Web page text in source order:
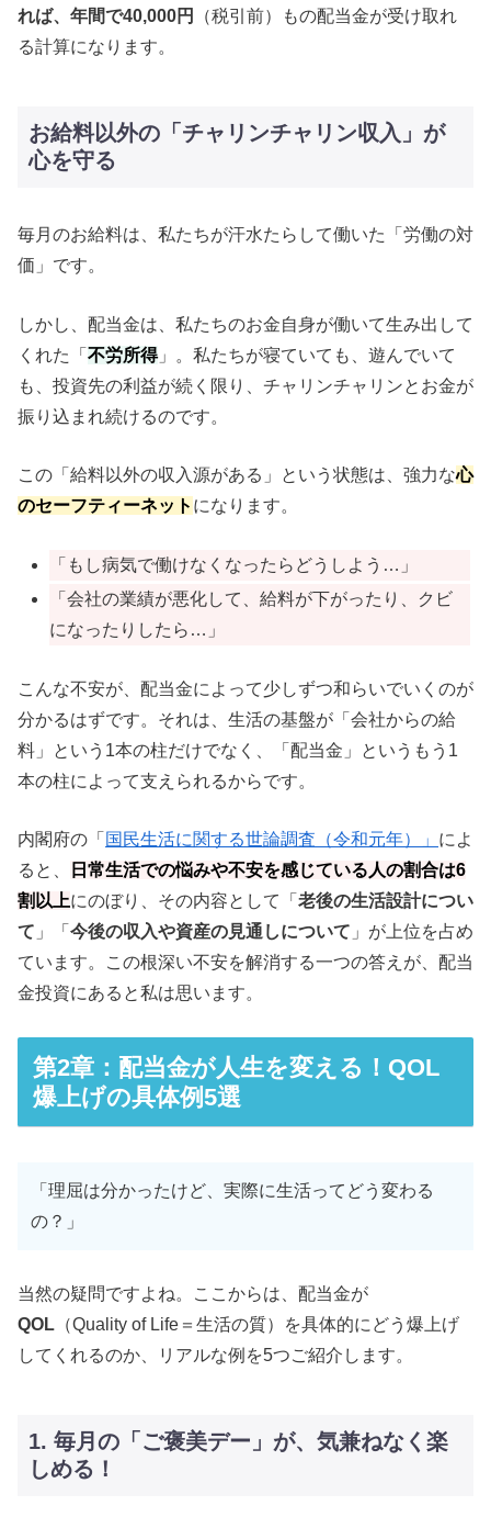
れば、年間で40,000円
（税引前）もの配当金が受け取れ
る計算になります。
お給料以外の「チャリンチャリン収入」が
心を守る
毎月のお給料は、私たちが汗水たらして働いた「労働の対
価」です。
しかし、配当金は、私たちのお金自身が働いて生み出して
くれた「 不労所得」。私たちが寝ていても、遊んでいて
も、投資先の利益が続く限り、チャリンチャリンとお金が
振り込まれ続けるのです。
この「給料以外の収入源がある」という状態は、強力な心
のセーフティーネット になります。
「もし病気で働けなくなったらどうしよう…」
「会社の業績が悪化して、給料が下がったり、クビ
になったりしたら…」
こんな不安が、配当金によって少しずつ和らいでいくのが
分かるはずです。それは、生活の基盤が「会社からの給
料」という1本の柱だけでなく、「配当金」というもう1
本の柱によって支えられるからです。
内閣府の「 国民生活に関する世論調査（令和元年）」 によ
ると、
日常生活での悩みや不安を感じている人の割合は6
割以上にのぼり、その内容として「 老後の生活設計につい
て 」「 今後の収入や資産の見通しについて 」が上位を占め
ています。この根深い不安を解消する一つの答えが、配当
金投資にあると私は思います。
第2章：配当金が人生を変える！QOL
爆上げの具体例5選
「理屈は分かったけど、実際に生活ってどう変わる
の？」
当然の疑問ですよね。ここからは、配当金が
QOL （Quality of Life＝生活の質）を具体的にどう爆上げ
してくれるのか、リアルな例を5つご紹介します。
1. 毎月の「ご褒美デー」が、気兼ねなく楽
しめる！